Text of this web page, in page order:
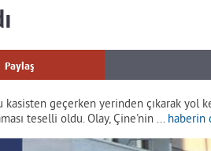
Paylaş
geçerken yerinden çıkarak yol
teselli oldu. Olay, Çine'nin ... haberin